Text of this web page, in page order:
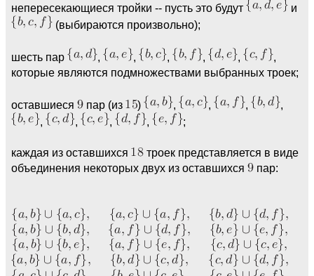
непересекающиеся тройки -- пусть это будут
и
(выбираются произвольно);
шесть пар
которые являются подмножествами выбранных троек;
оставшиеся пар (из )
;
каждая из оставшихся
троек представляется в виде
объединения некоторых двух из оставшихся
пар: